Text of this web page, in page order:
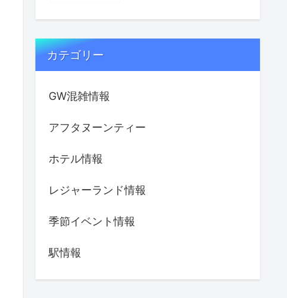
カテゴリー
GW混雑情報
アフタヌーンティー
ホテル情報
レジャーランド情報
季節イベント情報
駅情報